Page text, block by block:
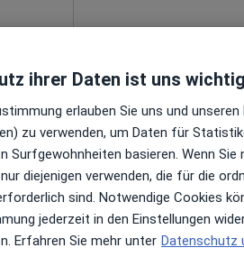
Maps
6 Aug 7 Aug
Online-
ihrer Daten ist uns wichtig
erlauben Sie uns und
zu verwenden, um Daten für
Surfgewohnheiten basieren. Wenn
diejenigen verwenden, die für die
sind. Notwendige Cookies
jederzeit in den Einstellungen
Erfahren Sie mehr unter Datenschutz